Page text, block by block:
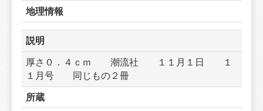
地理情報
説明
厚さ０．４ｃｍ　　潮流社　　１１月１日　　１
１月号　　同じもの２冊
所蔵